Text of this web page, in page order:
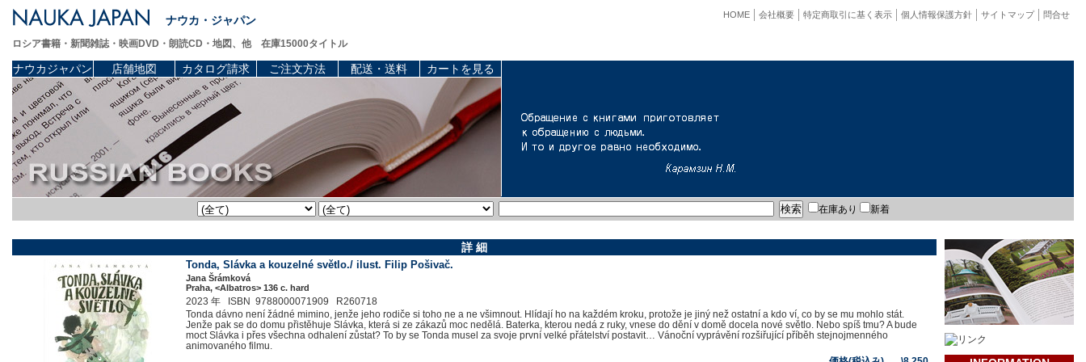
ナウカ・ジャパン 問合せ
サイトマップ
個人情報保護方針
特定商取引に基く表示
会社概要
HOME
ロシア書籍・新聞雑誌・映画DVD・朗読CD・地図、他 在庫15000タイトル
ナウカジャパン 店舗地図 カタログ請求 ご注文方法 配送・送料 カートを見る
在庫あり 新着
詳 細
Tonda, Slávka a kouzelné světlo./ ilust. Filip Pošivač.
Jana Šrámková
Praha, <Albatros> 136 c. hard
2023 年 ISBN 9788000071909 R260718
Tonda dávno není žádné mimino, jenže jeho rodiče si toho ne a ne všimnout. Hlídají ho na každém kroku, protože je jiný než ostatní a kdo ví, co by se mu mohlo stát.
Jenže pak se do domu přistěhuje Slávka, která si ze zákazů moc nedělá. Baterka, kterou nedá z ruky, vnese do dění v domě docela nové světlo. Nebo spíš tmu? A bude
moct Slávka i přes všechna odhalení zůstat? To by se Tonda musel za svoje první velké přátelství postavit… Vánoční vyprávění rozšiřující příběh stejnojmenného
animovaného filmu.